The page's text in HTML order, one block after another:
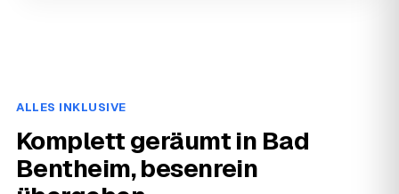
ALLES INKLUSIVE
Komplett geräumt in Bad
Bentheim, besenrein